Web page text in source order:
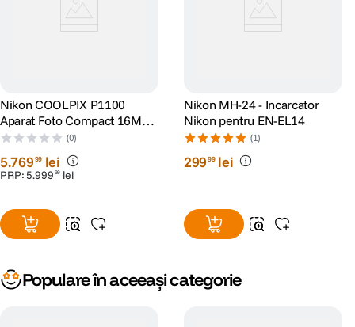
acumulator
compatibil
EN-EL12
DIMENSIUNE / GREUTATE:
Dimensiuni
Aprox. 121,6 x 81,5 x 99,2 mm (fara
proeminente)
memorie)
Nikon COOLPIX P1100
Aparat Foto Compact 16MP
Ultra Zoom 125x Negru
(0)
5.76999 lei
PRP:5.999 99 lei
Nikon MH-24 - Incarcator
Nikon pentru EN-EL14
(1)
29999 lei
Populare în aceeași categorie